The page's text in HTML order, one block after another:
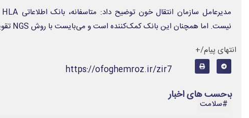
نیست. اما همچنان این بانک کمک‌کننده است و می‌بایست با روش NGS تقویت شود.
انتهای پیام/+
https://ofoghemroz.ir/zir7
برچسب های اخبار
#سلامت